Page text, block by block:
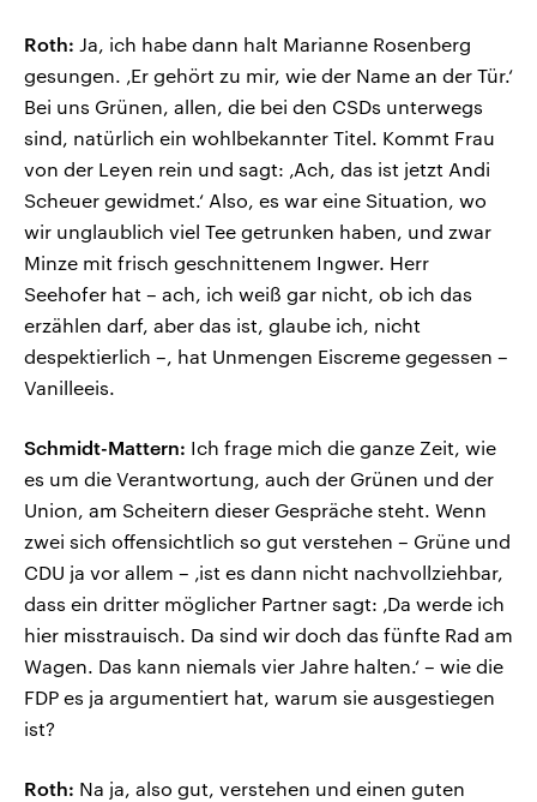
Roth: Ja, ich habe dann halt Marianne Rosenberg
gesungen. ‚Er gehört zu mir, wie der Name an der Tür.‘
Bei uns Grünen, allen, die bei den CSDs unterwegs
sind, natürlich ein wohlbekannter Titel. Kommt Frau
von der Leyen rein und sagt: ‚Ach, das ist jetzt Andi
Scheuer gewidmet.‘ Also, es war eine Situation, wo
wir unglaublich viel Tee getrunken haben, und zwar
Minze mit frisch geschnittenem Ingwer. Herr
Seehofer hat – ach, ich weiß gar nicht, ob ich das
erzählen darf, aber das ist, glaube ich, nicht
despektierlich –, hat Unmengen Eiscreme gegessen –
Vanilleeis.
Schmidt-Mattern: Ich frage mich die ganze Zeit, wie
es um die Verantwortung, auch der Grünen und der
Union, am Scheitern dieser Gespräche steht. Wenn
zwei sich offensichtlich so gut verstehen – Grüne und
CDU ja vor allem – ‚ist es dann nicht nachvollziehbar,
dass ein dritter möglicher Partner sagt: ‚Da werde ich
hier misstrauisch. Da sind wir doch das fünfte Rad am
Wagen. Das kann niemals vier Jahre halten.‘ – wie die
FDP es ja argumentiert hat, warum sie ausgestiegen
ist?
Roth: Na ja, also gut, verstehen und einen guten